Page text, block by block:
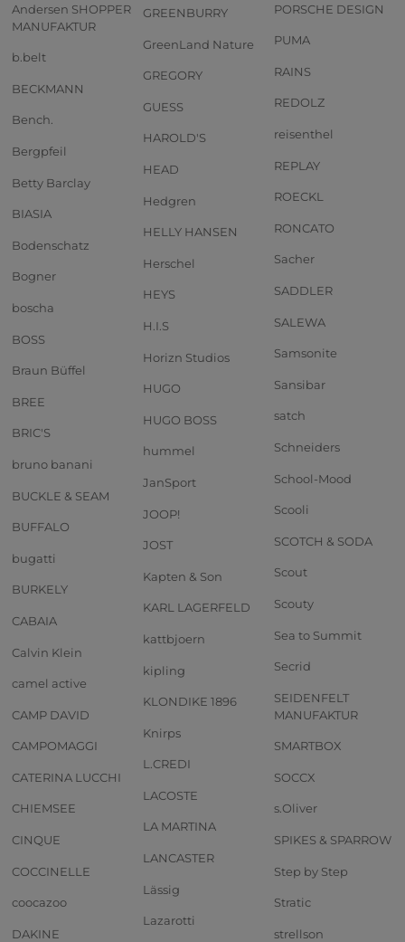
Andersen SHOPPER
MANUFAKTUR
b.belt
BECKMANN
Bench.
Bergpfeil
Betty Barclay
BIASIA
Bodenschatz
Bogner
boscha
BOSS
Braun Büffel
BREE
BRIC'S
bruno banani
BUCKLE & SEAM
BUFFALO
bugatti
BURKELY
CABAIA
Calvin Klein
camel active
CAMP DAVID
CAMPOMAGGI
CATERINA LUCCHI
CHIEMSEE
CINQUE
COCCINELLE
coocazoo
DAKINE
GREENBURRY
GreenLand Nature
GREGORY
GUESS
HAROLD'S
HEAD
Hedgren
HELLY HANSEN
Herschel
HEYS
H.I.S
Horizn Studios
HUGO
HUGO BOSS
hummel
JanSport
JOOP!
JOST
Kapten & Son
KARL LAGERFELD
kattbjoern
kipling
KLONDIKE 1896
Knirps
L.CREDI
LACOSTE
LA MARTINA
LANCASTER
Lässig
Lazarotti
PORSCHE DESIGN
PUMA
RAINS
REDOLZ
reisenthel
REPLAY
ROECKL
RONCATO
Sacher
SADDLER
SALEWA
Samsonite
Sansibar
satch
Schneiders
School-Mood
Scooli
SCOTCH & SODA
Scout
Scouty
Sea to Summit
Secrid
SEIDENFELT
MANUFAKTUR
SMARTBOX
SOCCX
s.Oliver
SPIKES & SPARROW
Step by Step
Stratic
strellson